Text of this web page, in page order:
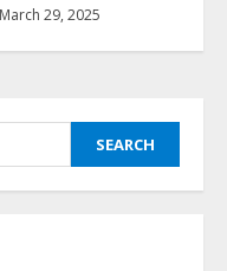
March 29, 2025